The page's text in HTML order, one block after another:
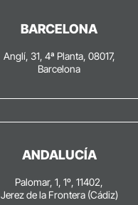
BARCELONA
Anglí, 31, 4ª Planta, 08017,
Barcelona
ANDALUCÍA
Palomar, 1, 1º, 11402,
Jerez de la Frontera (Cádiz)